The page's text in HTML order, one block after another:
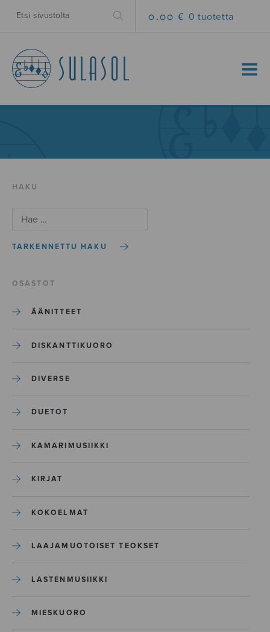
0.00 € 0 tuotetta
MENU
HAKU
TARKENNETTU HAKU
OSASTOT
ÄÄNITTEET
DISKANTTIKUORO
DIVERSE
DUETOT
KAMARIMUSIIKKI
KIRJAT
KOKOELMAT
LAAJAMUOTOISET TEOKSET
LASTENMUSIIKKI
MIESKUORO